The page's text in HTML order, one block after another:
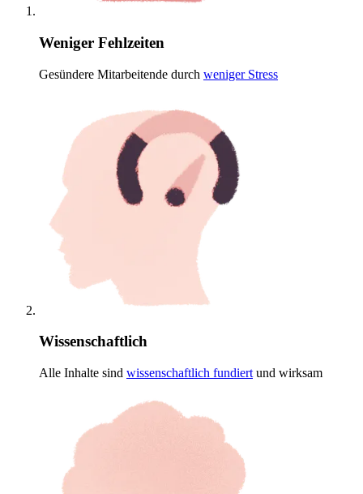
Weniger Fehlzeiten
Gesündere Mitarbeitende durch weniger Stress
Wissenschaftlich
Alle Inhalte sind wissenschaftlich fundiert und wirksam